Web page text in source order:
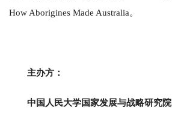
How Aborigines Made Australia。
主办方：
中国人民大学国家发展与战略研究院